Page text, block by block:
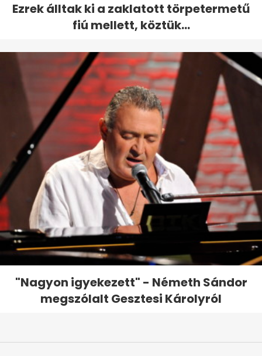
Ezrek álltak ki a zaklatott törpetermetű
fiú mellett, köztük...
"Nagyon igyekezett" - Németh Sándor
megszólalt Gesztesi Károlyról